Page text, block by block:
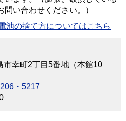
い合わせください。）
池の捨て方についてはこちら
幸町2丁目5番地（本館10
・5217